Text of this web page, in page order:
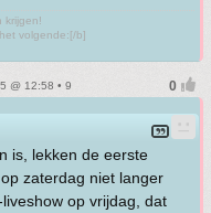
krijgen!
het volgende:[/b]
@ 12:58 • 9
is, lekken de eerste
zaterdag niet langer
op vrijdag, dat